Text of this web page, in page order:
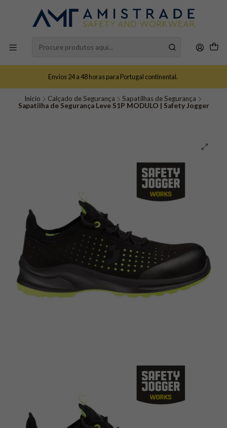
Envios 24 a 48 horas para Portugal continental.
Início Calçado de Segurança
Sapatilhas de Segurança
Sapatilha de Segurança Leve S1P MODULO | Safety Jogger